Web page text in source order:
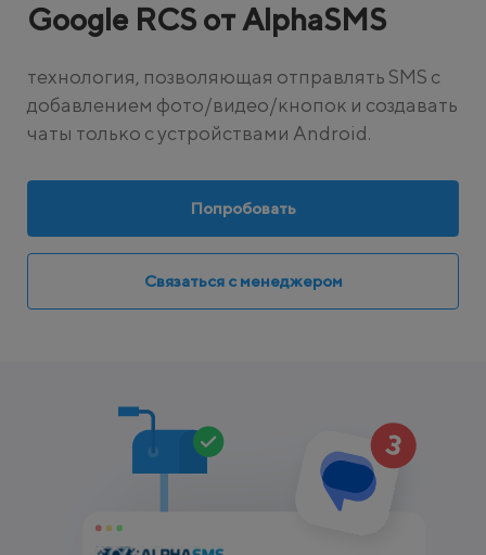
Google RCS от AlphaSMS
технология, позволяющая отправлять SMS с
добавлением фото/видео/кнопок и создавать
чаты только с устройствами Android.
Попробовать
Связаться с менеджером